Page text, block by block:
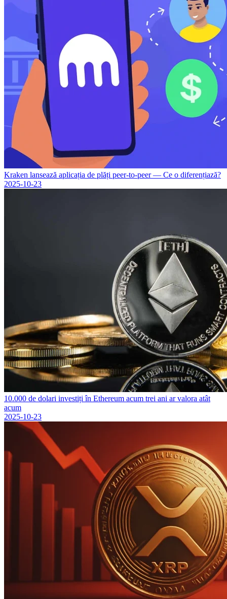
Kraken lansează aplicația de plăți peer-to-peer — Ce o diferențiază?
2025-10-23
10.000 de dolari investiți în Ethereum acum trei ani ar valora atât
acum
2025-10-23